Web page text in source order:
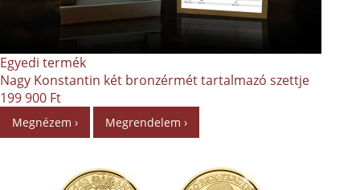
Egyedi termék
Nagy Konstantin két bronzérmét tartalmazó szettje
199 900 Ft
Megnézem › Megrendelem ›